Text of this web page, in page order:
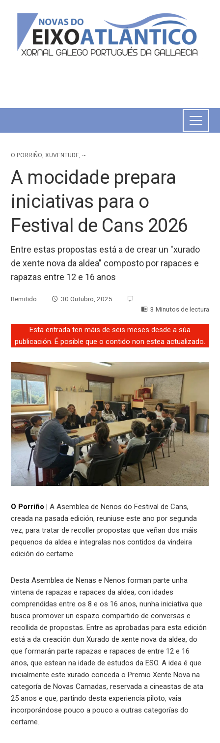
O PORRIÑO,XUVENTUDE, ~
A mocidade prepara
iniciativas para o
Festival de Cans 2026
Entre estas propostas está a de crear un "xurado
de xente nova da aldea" composto por rapaces e
rapazas entre 12 e 16 anos
Remitido
30 Outubro, 2025
3 Minutos de lectura
Esta entrada ten máis de seis meses desde a súa
publicación. É posible que o contido non estea actualizado.
O Porriño | A Asemblea de Nenos do Festival de Cans,
creada na pasada edición, reuniuse este ano por segunda
vez, para tratar de recoller propostas que veñan dos máis
pequenos da aldea e integralas nos contidos da vindeira
edición do certame.
Desta Asemblea de Nenas e Nenos forman parte unha
vintena de rapazas e rapaces da aldea, con idades
comprendidas entre os 8 e os 16 anos, nunha iniciativa que
busca promover un espazo compartido de conversas e
recollida de propostas. Entre as aprobadas para esta edición
está a da creación dun Xurado de xente nova da aldea, do
que formarán parte rapazas e rapaces de entre 12 e 16
anos, que estean na idade de estudos da ESO. A idea é que
inicialmente este xurado conceda o Premio Xente Nova na
categoría de Novas Camadas, reservada a cineastas de ata
25 anos e que, partindo desta experiencia piloto, vaia
incorporándose pouco a pouco a outras categorías do
certame.